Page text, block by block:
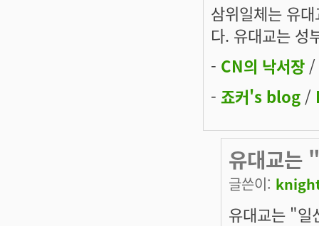
삼위일체는 유
다. 유대교는 성
- CN의 낙서장 /
- 죠커's blog /
유대교는
글쓴이:
유대교는 "일